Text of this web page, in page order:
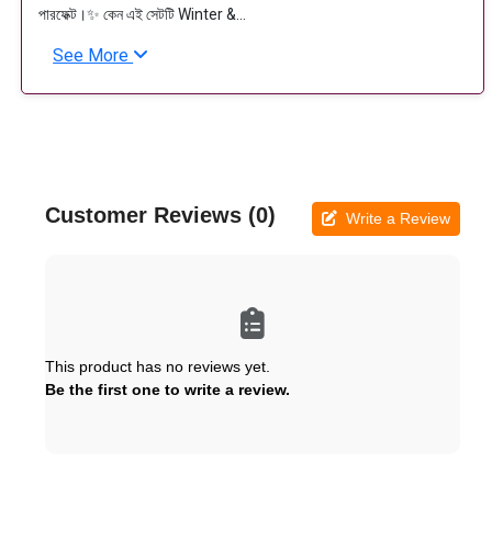
পারফেক্ট।✨ কেন এই সেটটি Winter &...
See More
Customer Reviews (0) Write a Review
This product has no reviews yet.
Be the first one to write a review.